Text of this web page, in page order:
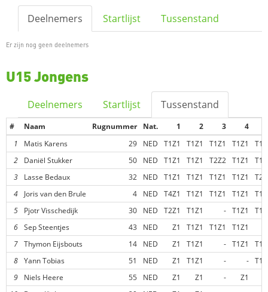
Deelnemers Startlijst Tussenstand
Er zijn nog geen deelnemers
U15 Jongens
Deelnemers Startlijst Tussenstand
# Naam Rugnummer Nat. 1 2 3 4
1
Matis Karens 29 NED T1Z1 T1Z1 T1Z1 T1Z1
2
Daniël Stukker 50 NED T1Z1 T1Z1 T2Z2 T1Z1
3
Lasse Bedaux 32 NED T1Z1 T1Z1 T1Z1 T1Z1
4
Joris van den Brule 4 NED T4Z1 T1Z1 T1Z1 T1Z1
5
Pjotr Visschedijk 30 NED T2Z1 T1Z1 - T1Z1
6 Sep Steentjes 43 NED Z1 T1Z1 T1Z1 T1Z1
7 Thymon Eijsbouts 14 NED Z1 T1Z1 - T1Z1
8 Yann Tobias 51 NED Z1 T1Z1 - -
9
Niels Heere 55 NED Z1 Z1 -
Z1